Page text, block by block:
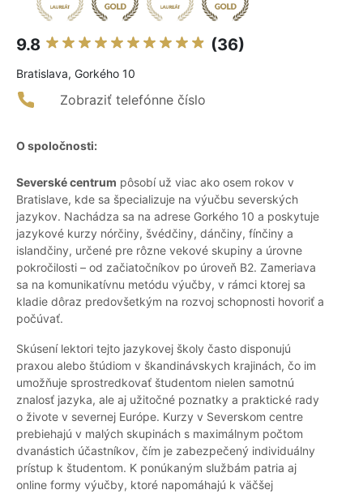
9.8 (36)
Bratislava, Gorkého 10
Zobraziť telefónne číslo
O spoločnosti:
Severské centrum pôsobí už viac ako osem rokov v
Bratislave, kde sa špecializuje na výučbu severských
jazykov. Nachádza sa na adrese Gorkého 10 a poskytuje
jazykové kurzy nórčiny, švédčiny, dánčiny, fínčiny a
islandčiny, určené pre rôzne vekové skupiny a úrovne
pokročilosti – od začiatočníkov po úroveň B2. Zameriava
sa na komunikatívnu metódu výučby, v rámci ktorej sa
kladie dôraz predovšetkým na rozvoj schopnosti hovoriť a
počúvať.
Skúsení lektori tejto jazykovej školy často disponujú
praxou alebo štúdiom v škandinávskych krajinách, čo im
umožňuje sprostredkovať študentom nielen samotnú
znalosť jazyka, ale aj užitočné poznatky a praktické rady
o živote v severnej Európe. Kurzy v Severskom centre
prebiehajú v malých skupinách s maximálnym počtom
dvanástich účastníkov, čím je zabezpečený individuálny
prístup k študentom. K ponúkaným službám patria aj
online formy výučby, ktoré napomáhajú k väčšej